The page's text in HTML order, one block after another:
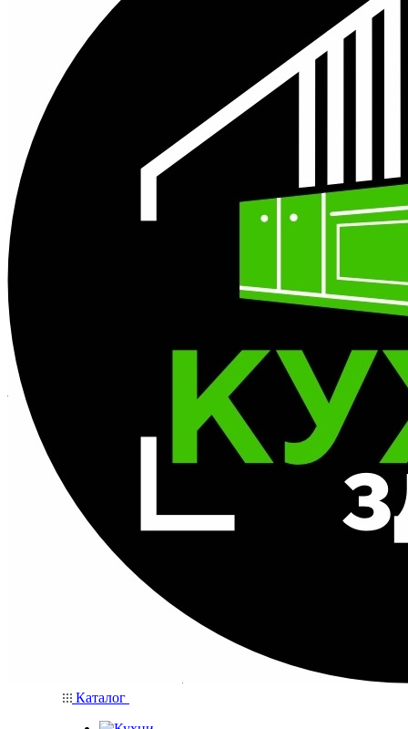
Каталог